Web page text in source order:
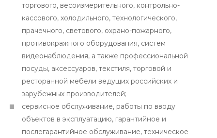
торгового, весоизмерительного, контрольно-
кассового, холодильного, технологического,
прачечного, светового, охрано-пожарного,
противокражного оборудования, систем
видеонаблюдения, а также профессиональной
посуды, аксессуаров, текстиля, торговой и
ресторанной мебели ведущих российских и
зарубежных производителей;
сервисное обслуживание, работы по вводу
объектов в эксплуатацию, гарантийное и
послегарантийное обслуживание, техническое